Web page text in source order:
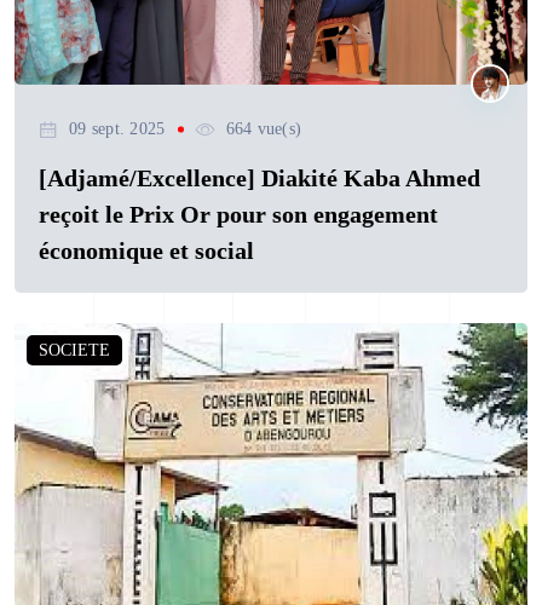
09 sept. 2025 664 vue(s)
[Adjamé/Excellence] Diakité Kaba Ahmed
reçoit le Prix Or pour son engagement
économique et social
SOCIETE